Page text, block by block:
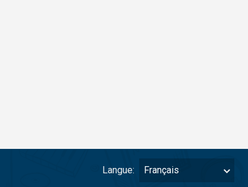
Langue: Français